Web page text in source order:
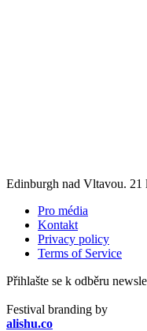
Edinburgh nad Vltavou. 21
Pro média
Kontakt
Privacy policy
Terms of Service
Přihlašte se k odběru
Festival branding by
alishu.co